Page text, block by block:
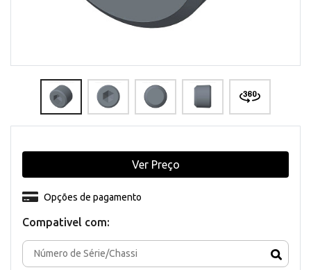
Compativel com:
Opções de pagamento
Ver Preço